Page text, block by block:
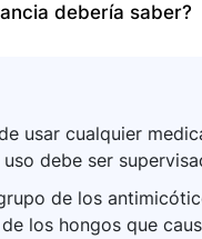
debería saber?
la eliminación
usar cualquier
uso debe ser
de los
los hongos que